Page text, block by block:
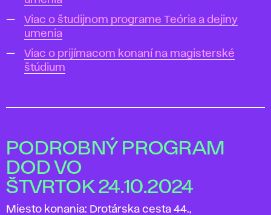
Viac o študijnom programe Teória a dejiny
umenia
Viac o prijímacom konaní na magisterské
štúdium
PODROBNÝ PROGRAM
DOD VO
ŠTVRTOK 24.10.2024
Miesto konania: Drotárska cesta 44.,